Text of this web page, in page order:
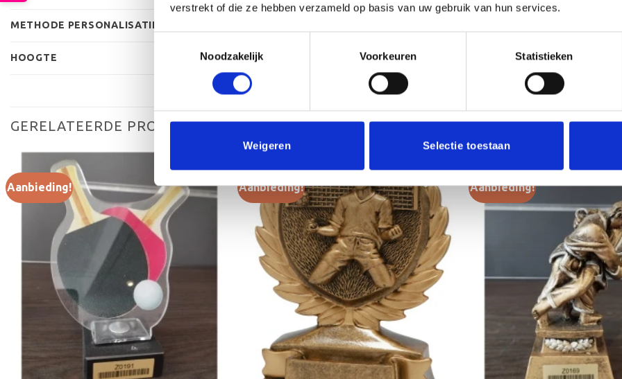
verstrekt of die ze hebben verzameld op basis van uw gebruik van hun services.
Noodzakelijk
Voorkeuren Statistieken
Weigeren Selectie toestaan
METHODE PERSONALISATIE
HOOGTE
GERELATEERDE PRODUCTEN
Aanbieding!
Toevoegen
Aanbieding!
Toevoegen
aan
verlanglijst
Aanbieding!